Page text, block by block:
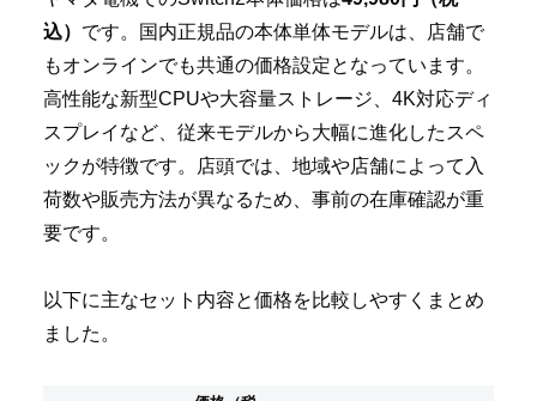
込） です。国内正規品の本体単体モデルは、店舗で
もオンラインでも共通の価格設定となっています。
高性能な新型CPUや大容量ストレージ、4K対応ディ
スプレイなど、従来モデルから大幅に進化したスペ
ックが特徴です。店頭では、地域や店舗によって入
荷数や販売方法が異なるため、事前の在庫確認が重
要です。
以下に主なセット内容と価格を比較しやすくまとめ
ました。